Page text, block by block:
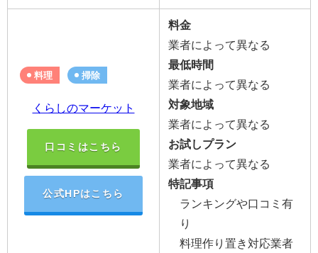
料理 掃除
くらしのマーケット
口コミはこちら
公式HPはこちら
料金
業者によって異なる
最低時間
業者によって異なる
対象地域
業者によって異なる
お試しプラン
業者によって異なる
特記事項
ランキングや口コミ有
り
料理作り置き対応業者